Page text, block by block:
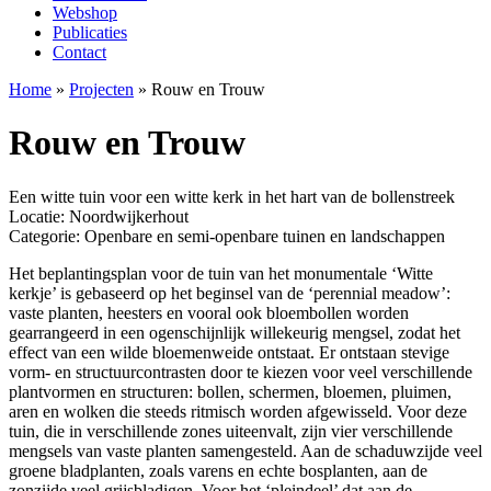
Webshop
Publicaties
Contact
Home » Projecten » Rouw en Trouw
Rouw en Trouw
Een witte tuin voor een witte kerk in het hart van de bollenstreek
Locatie: Noordwijkerhout
Categorie: Openbare en semi-openbare tuinen en landschappen
Het beplantingsplan voor de tuin van het monumentale ‘Witte
kerkje’ is gebaseerd op het beginsel van de ‘perennial meadow’:
vaste planten, heesters en vooral ook bloembollen worden
gearrangeerd in een ogenschijnlijk willekeurig mengsel, zodat het
effect van een wilde bloemenweide ontstaat. Er ontstaan stevige
vorm- en structuurcontrasten door te kiezen voor veel verschillende
plantvormen en structuren: bollen, schermen, bloemen, pluimen,
aren en wolken die steeds ritmisch worden afgewisseld. Voor deze
tuin, die in verschillende zones uiteenvalt, zijn vier verschillende
mengsels van vaste planten samengesteld. Aan de schaduwzijde veel
groene bladplanten, zoals varens en echte bosplanten, aan de